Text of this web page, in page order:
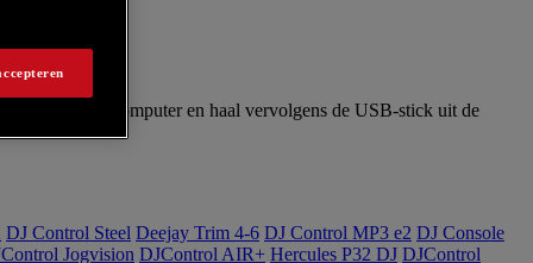
stick naar de computer en haal vervolgens de USB-stick uit de
DJ Control Steel Deejay Trim 4-6 DJ Control MP3 e2 DJ Console
Jogvision DJControl AIR+ Hercules P32 DJ DJControl